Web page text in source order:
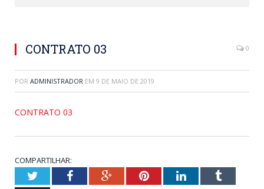
CONTRATO 03 0
POR ADMINISTRADOR EM 9 DE MAIO DE 2019
CONTRATO 03
COMPARTILHAR:
TwitterFacebookGoogle+PinterestLinkedInTumblr